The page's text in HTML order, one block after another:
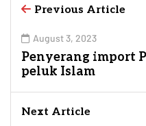
Previous Article
August 3, 2023
Penyerang import
peluk Islam
Next Article